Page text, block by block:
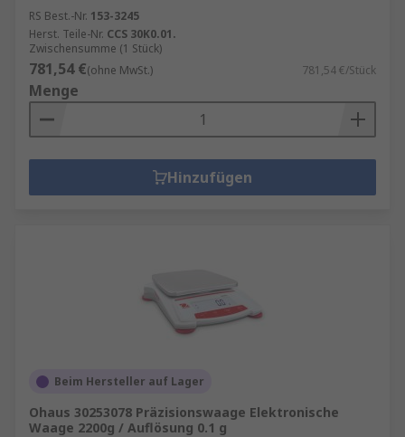
RS Best.-Nr. 153-3245
Herst. Teile-Nr. CCS 30K0.01.
Zwischensumme (1 Stück)
781,54 €(ohne MwSt.) 781,54 €/Stück
Menge
Hinzufügen
Beim Hersteller auf Lager
Ohaus 30253078 Präzisionswaage Elektronische
Waage 2200g / Auflösung 0.1 g